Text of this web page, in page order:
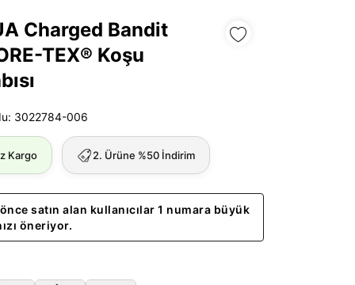
Charged Bandit
TEX® Koşu
3022784-006
Kargo 2. Ürüne %50 İndirim
satın alan kullanıcılar 1 numara büyük
öneriyor.